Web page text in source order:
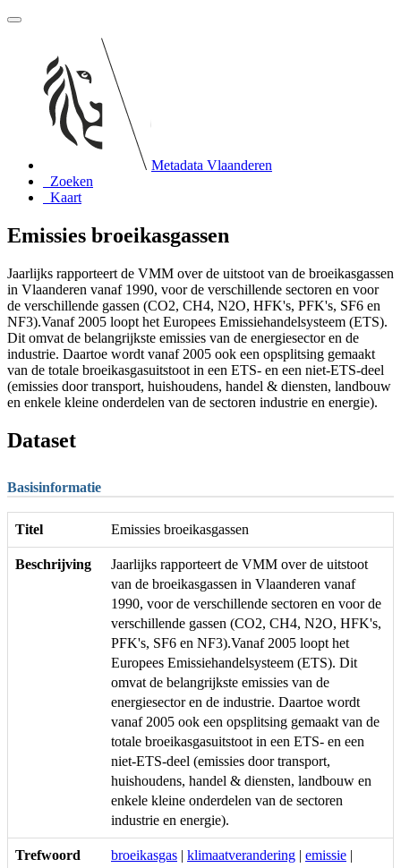
Metadata Vlaanderen
Zoeken
Kaart
Emissies broeikasgassen
Jaarlijks rapporteert de VMM over de uitstoot van de broeikasgassen
in Vlaanderen vanaf 1990, voor de verschillende sectoren en voor
de verschillende gassen (CO2, CH4, N2O, HFK's, PFK's, SF6 en
NF3).Vanaf 2005 loopt het Europees Emissiehandelsysteem (ETS).
Dit omvat de belangrijkste emissies van de energiesector en de
industrie. Daartoe wordt vanaf 2005 ook een opsplitsing gemaakt
van de totale broeikasgasuitstoot in een ETS- en een niet-ETS-deel
(emissies door transport, huishoudens, handel & diensten, landbouw
en enkele kleine onderdelen van de sectoren industrie en energie).
Dataset
Basisinformatie
Titel Emissies broeikasgassen
Beschrijving
Jaarlijks rapporteert de VMM over de uitstoot
van de broeikasgassen in Vlaanderen vanaf
1990, voor de verschillende sectoren en voor de
verschillende gassen (CO2, CH4, N2O, HFK's,
PFK's, SF6 en NF3).Vanaf 2005 loopt het
Europees Emissiehandelsysteem (ETS). Dit
omvat de belangrijkste emissies van de
energiesector en de industrie. Daartoe wordt
vanaf 2005 ook een opsplitsing gemaakt van de
totale broeikasgasuitstoot in een ETS- en een
niet-ETS-deel (emissies door transport,
huishoudens, handel & diensten, landbouw en
enkele kleine onderdelen van de sectoren
industrie en energie).
Trefwoord broeikasgas | klimaatverandering | emissie |